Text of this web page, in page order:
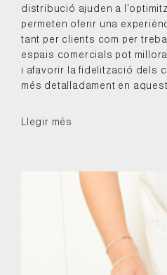
distribució ajuden a
permeten oferir una
tant per clients com per
espais comercials pot
i afavorir la fidelització dels
més detalladament en
Llegir més